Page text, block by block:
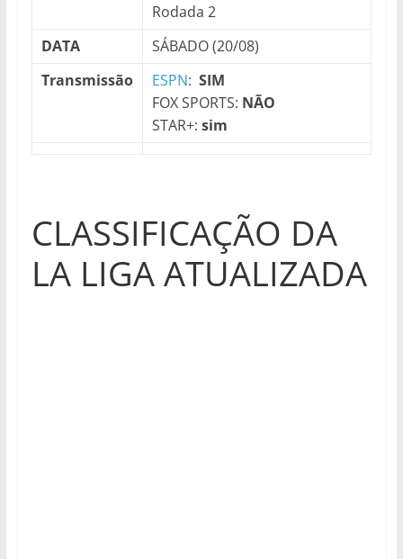
Rodada 2
DATA
SÁBADO (20/08)
Transmissão
ESPN: SIM
FOX SPORTS: NÃO
STAR+: sim
CLASSIFICAÇÃO DA
LA LIGA ATUALIZADA